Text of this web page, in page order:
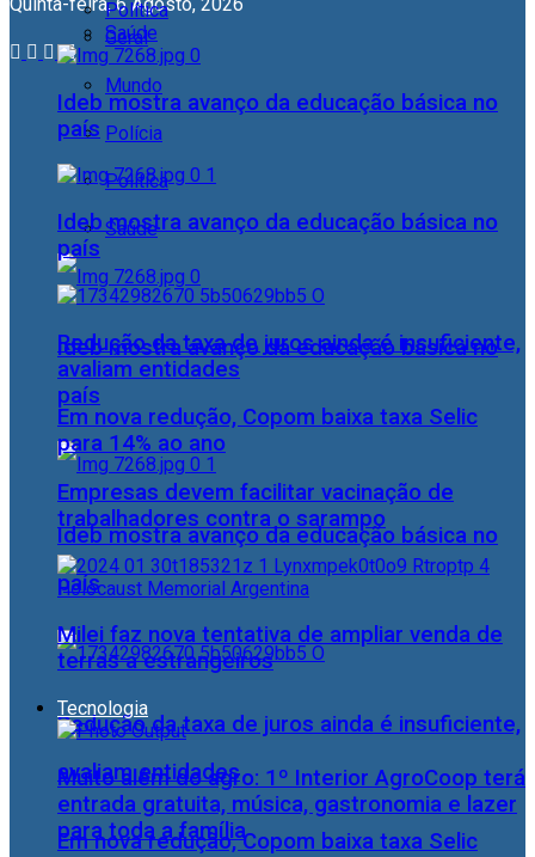
Geral
Mundo
Polícia
Política
Saúde
Ideb mostra avanço da educação básica no
país
Ideb mostra avanço da educação básica no
país
Redução da taxa de juros ainda é insuficiente,
avaliam entidades
Em nova redução, Copom baixa taxa Selic
Política
Saúde
Ideb mostra avanço da educação básica no
país
Ideb mostra avanço da educação básica no
país
Redução da taxa de juros ainda é insuficiente,
avaliam entidades
Em nova redução, Copom baixa taxa Selic
para 14% ao ano
Empresas devem facilitar vacinação de
trabalhadores contra o sarampo
Milei faz nova tentativa de ampliar venda de
terras a estrangeiros
Tecnologia
Muito além do agro: 1º Interior AgroCoop terá
entrada gratuita, música, gastronomia e lazer
para toda a família